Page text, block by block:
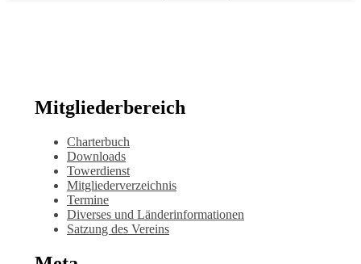
Mitgliederbereich
Charterbuch
Downloads
Towerdienst
Mitgliederverzeichnis
Termine
Diverses und Länderinformationen
Satzung des Vereins